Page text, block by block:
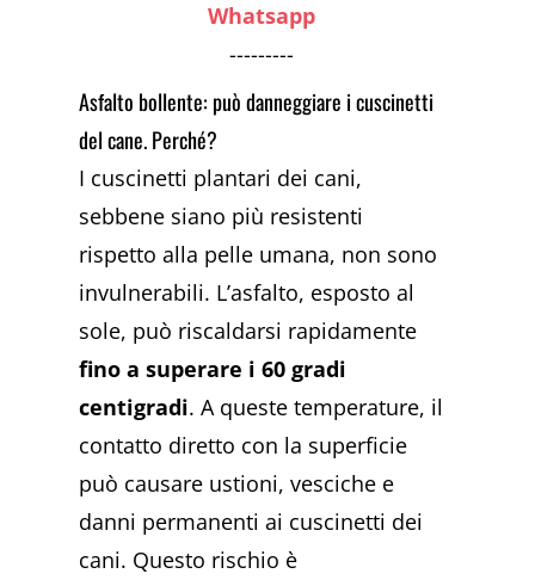
Whatsapp
---------
Asfalto bollente: può danneggiare i cuscinetti
del cane. Perché?
I cuscinetti plantari dei cani,
sebbene siano più resistenti
rispetto alla pelle umana, non sono
invulnerabili. L’asfalto, esposto al
sole, può riscaldarsi rapidamente
fino a superare i 60 gradi
centigradi. A queste temperature, il
contatto diretto con la superficie
può causare ustioni, vesciche e
danni permanenti ai cuscinetti dei
cani. Questo rischio è